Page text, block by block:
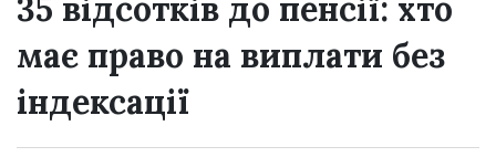
35 відсотків до пенсії: хто
має право на виплати без
індексації